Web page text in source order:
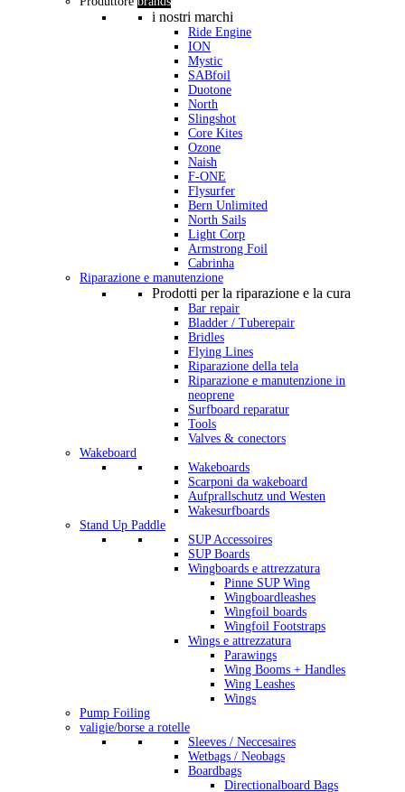
i nostri marchi
Ride Engine
ION
Mystic
SABfoil
Duotone
North
Slingshot
Core Kites
Ozone
Naish
F-ONE
Flysurfer
Bern Unlimited
North Sails
Light Corp
Armstrong Foil
Cabrinha
Riparazione e manutenzione
Prodotti per la riparazione e la cura
Bar repair
Bladder / Tuberepair
Bridles
Flying Lines
Riparazione della tela
Riparazione e manutenzione in
neoprene
Surfboard reparatur
Tools
Valves & conectors
Wakeboard
Wakeboards
Scarponi da wakeboard
Aufprallschutz und Westen
Wakesurfboards
Stand Up Paddle
SUP Accessoires
SUP Boards
Wingboards e attrezzatura
Pinne SUP Wing
Wingboardleashes
Wingfoil boards
Wingfoil Footstraps
Wings e attrezzatura
Parawings
Wing Booms + Handles
Wing Leashes
Wings
Pump Foiling
valigie/borse a rotelle
Sleeves / Neccesaires
Wetbags / Neobags
Boardbags
Directionalboard Bags